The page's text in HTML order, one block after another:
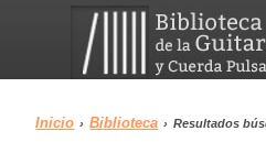
Inicio › Biblioteca › Resultados